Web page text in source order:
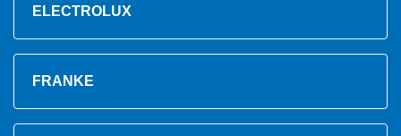
ELECTROLUX
FRANKE